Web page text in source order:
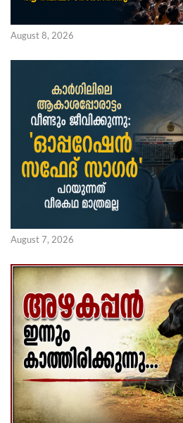
August 8, 2026
August 7, 2026